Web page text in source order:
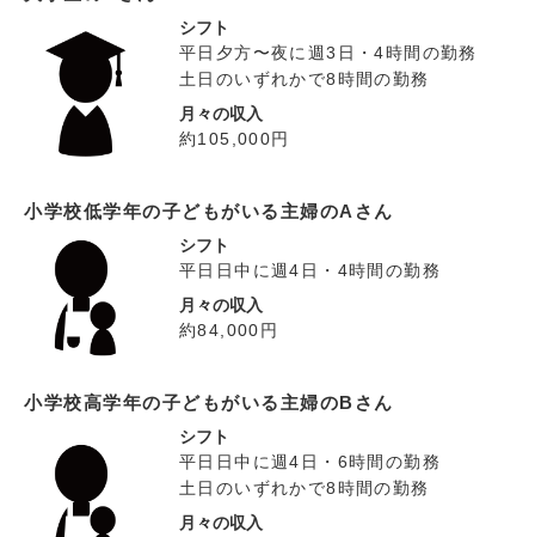
シフト
平日夕方〜夜に週3日・4時間の勤務
土日のいずれかで8時間の勤務
月々の収入
約105,000円
小学校低学年の子どもがいる主婦のAさん
シフト
平日日中に週4日・4時間の勤務
月々の収入
約84,000円
小学校高学年の子どもがいる主婦のBさん
シフト
平日日中に週4日・6時間の勤務
土日のいずれかで8時間の勤務
月々の収入